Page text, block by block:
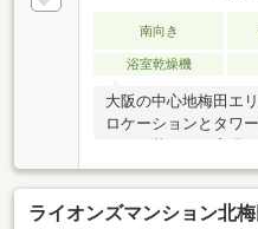
南向き
浴室乾燥機
大阪の中心地梅田エ
ロケーションとタワ
徒歩6分！茶屋町エ
活圏内に☆室内は全
室6帖超え＆19帖の
ライオンズマンション北梅